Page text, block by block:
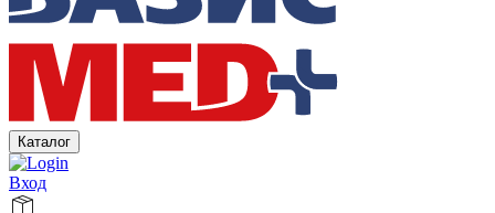
Каталог
Вход